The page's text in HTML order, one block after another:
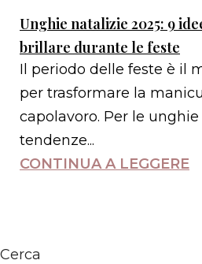
Unghie natalizie 2025: 9
brillare durante le feste
Il periodo delle feste è il
per trasformare la
capolavoro. Per le
tendenze...
CONTINUA A LEGGERE
Cerca